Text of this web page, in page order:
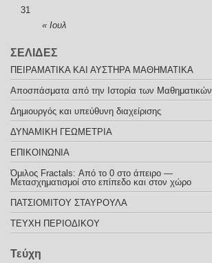
« Ιουλ
31
ΣΕΛΙΔΕΣ
ΠΕΙΡΑΜΑΤΙΚΑ ΚΑΙ ΑΥΣΤΗΡΑ ΜΑΘΗΜΑΤΙΚΑ
Αποσπάσματα από την Ιστορία των Μαθηματικών
Δημιουργός και υπεύθυνη διαχείρισης
ΔΥΝΑΜΙΚΗ ΓΕΩΜΕΤΡΙΑ
ΕΠΙΚΟΙΝΩΝΙΑ
Όμιλος Fractals: Από το 0 στο άπειρο —
Μετασχηματισμοί στο επίπεδο και στον χώρο
ΠΑΤΣΙΟΜΙΤΟΥ ΣΤΑΥΡΟΥΛΑ
ΤΕΥΧΗ ΠΕΡΙΟΔΙΚΟΥ
Τεύχη